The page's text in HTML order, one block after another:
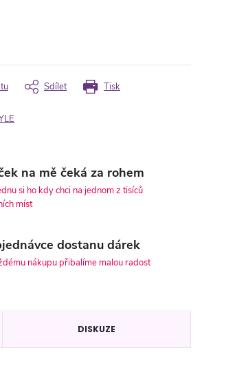
Tisk
Sdílet
na mě čeká za rohem
si ho kdy chci na jednom z tisíců
míst
dostanu dárek
nákupu přibalíme malou radost
DISKUZE